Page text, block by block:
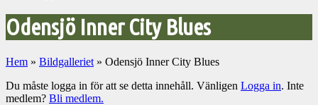
Odensjö Inner City Blues
Hem » Bildgalleriet » Odensjö Inner City Blues
Du måste logga in för att se detta innehåll. Vänligen Logga in. Inte
medlem? Bli medlem.